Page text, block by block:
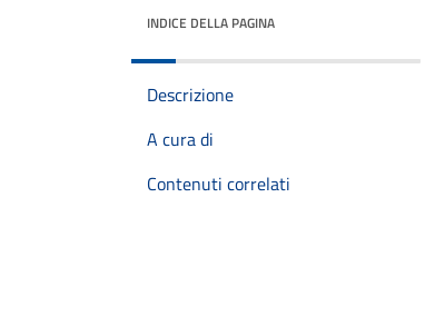
INDICE DELLA PAGINA
Descrizione
A cura di
Contenuti correlati